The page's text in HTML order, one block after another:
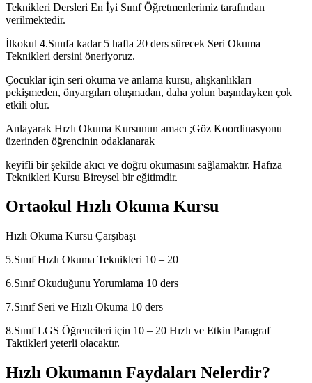
Teknikleri Dersleri En İyi Sınıf Öğretmenlerimiz tarafından
verilmektedir.
İlkokul 4.Sınıfa kadar 5 hafta 20 ders sürecek Seri Okuma
Teknikleri dersini öneriyoruz.
Çocuklar için seri okuma ve anlama kursu, alışkanlıkları
pekişmeden, önyargıları oluşmadan, daha yolun başındayken çok
etkili olur.
Anlayarak Hızlı Okuma Kursunun amacı ;Göz Koordinasyonu
üzerinden öğrencinin odaklanarak
keyifli bir şekilde akıcı ve doğru okumasını sağlamaktır. Hafıza
Teknikleri Kursu Bireysel bir eğitimdir.
Ortaokul Hızlı Okuma Kursu
Hızlı Okuma Kursu Çarşıbaşı
5.Sınıf Hızlı Okuma Teknikleri 10 – 20
6.Sınıf Okuduğunu Yorumlama 10 ders
7.Sınıf Seri ve Hızlı Okuma 10 ders
8.Sınıf LGS Öğrencileri için 10 – 20 Hızlı ve Etkin Paragraf
Taktikleri yeterli olacaktır.
Hızlı Okumanın Faydaları Nelerdir?